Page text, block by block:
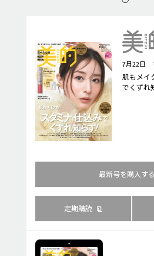
7月22日
肌もメイ
でくずれ
最新号を購入する
定期購読